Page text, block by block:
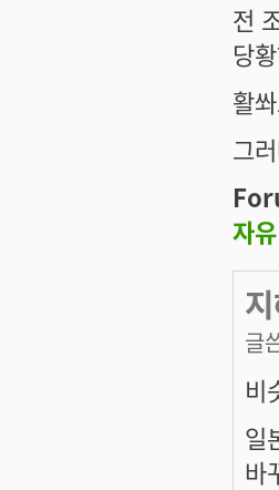
전
당
활
그
자
글
비
일
바